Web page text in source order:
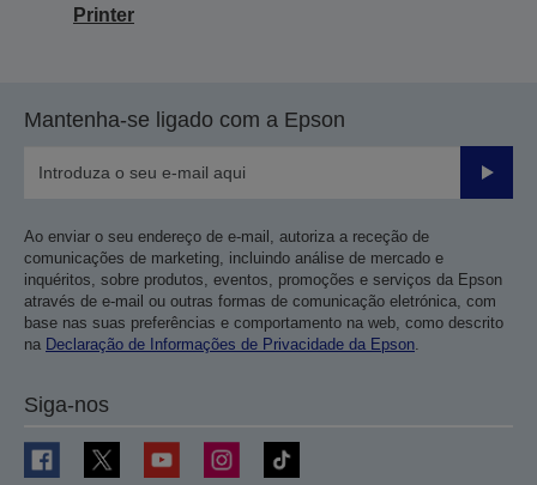
Printer
Mantenha-se ligado com a Epson
Enviar
Ao enviar o seu endereço de e-mail, autoriza a receção de
comunicações de marketing, incluindo análise de mercado e
inquéritos, sobre produtos, eventos, promoções e serviços da Epson
através de e-mail ou outras formas de comunicação eletrónica, com
base nas suas preferências e comportamento na web, como descrito
na Declaração de Informações de Privacidade da Epson.
Siga-nos